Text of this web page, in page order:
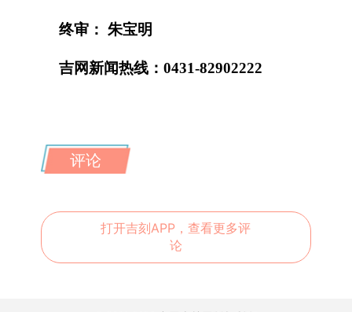
终审： 朱宝明
吉网新闻热线：0431-82902222
评论
打开吉刻APP，查看更多评
论